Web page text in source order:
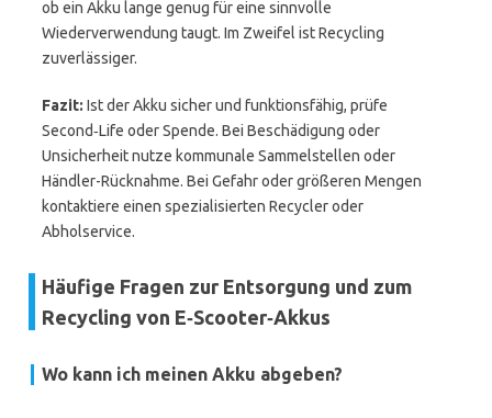
ob ein Akku lange genug für eine sinnvolle
Wiederverwendung taugt. Im Zweifel ist Recycling
zuverlässiger.
Fazit: Ist der Akku sicher und funktionsfähig, prüfe
Second‑Life oder Spende. Bei Beschädigung oder
Unsicherheit nutze kommunale Sammelstellen oder
Händler-Rücknahme. Bei Gefahr oder größeren Mengen
kontaktiere einen spezialisierten Recycler oder
Abholservice.
Häufige Fragen zur Entsorgung und zum
Recycling von E‑Scooter‑Akkus
Wo kann ich meinen Akku abgeben?